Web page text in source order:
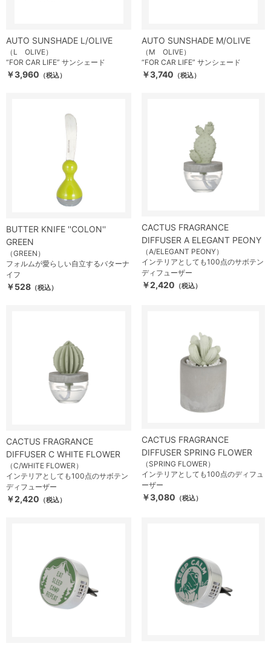
AUTO SUNSHADE L/OLIVE
（L OLIVE）
“FOR CAR LIFE” サンシェード
￥3,960 （税込）
AUTO SUNSHADE M/OLIVE
（M OLIVE）
“FOR CAR LIFE” サンシェード
￥3,740 （税込）
BUTTER KNIFE ''COLON''
GREEN
（GREEN）
フォルムが愛らしい自立するバターナ
イフ
￥528 （税込）
CACTUS FRAGRANCE
DIFFUSER A ELEGANT PEONY
（A/ELEGANT PEONY）
インテリアとしても100点のサボテン
ディフューザー
￥2,420 （税込）
CACTUS FRAGRANCE
DIFFUSER C WHITE FLOWER
（C/WHITE FLOWER）
インテリアとしても100点のサボテン
ディフューザー
￥2,420 （税込）
CACTUS FRAGRANCE
DIFFUSER SPRING FLOWER
（SPRING FLOWER）
インテリアとしても100点のディフュ
ーザー
￥3,080 （税込）